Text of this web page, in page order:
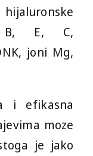
B, E, C,
joni Mg,
i efikasna
moze
je jako